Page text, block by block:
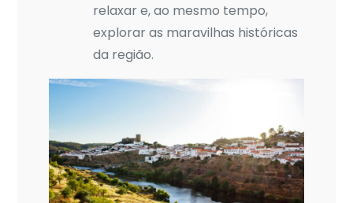
relaxar e, ao mesmo tempo,
explorar as maravilhas históricas
da região.